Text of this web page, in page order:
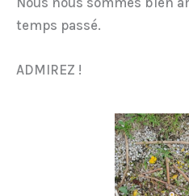
temps passé.
ADMIREZ !